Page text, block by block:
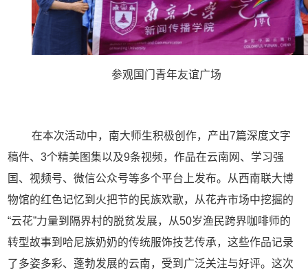
参观国门青年友谊广场
在本次活动中，南大师生积极创作，产出7篇深度文字
稿件、3个精美图集以及9条视频，作品在云南网、学习强
国、视频号、微信公众号等多个平台上发布。从西南联大博
物馆的红色记忆到火把节的民族欢歌，从花卉市场中挖掘的
“云花”力量到隔界村的脱贫发展，从50岁渔民跨界咖啡师的
转型故事到哈尼族奶奶的传统服饰技艺传承，这些作品记录
了多姿多彩、蓬勃发展的云南，受到广泛关注与好评。这次